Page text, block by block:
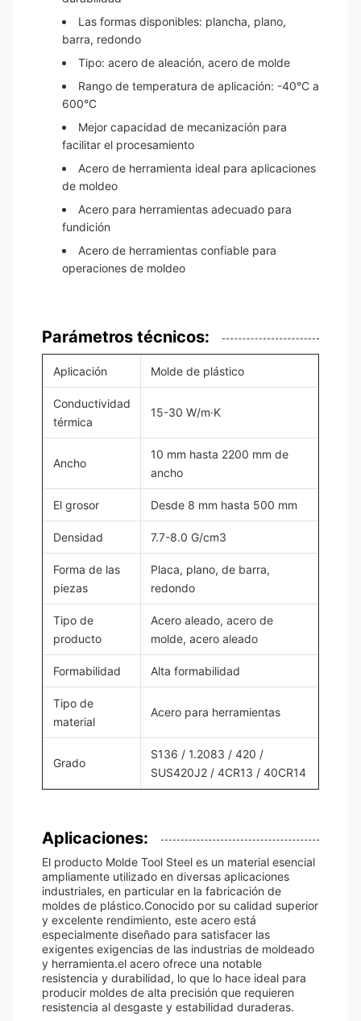
Las formas disponibles: plancha, plano,
barra, redondo
Tipo: acero de aleación, acero de molde
Rango de temperatura de aplicación: -40°C a
600°C
Mejor capacidad de mecanización para
facilitar el procesamiento
Acero de herramienta ideal para aplicaciones
de moldeo
Acero para herramientas adecuado para
fundición
Acero de herramientas confiable para
operaciones de moldeo
Parámetros técnicos:
Aplicación Molde de plástico
Conductividad
térmica
15-30 W/m·K
Ancho
10 mm hasta 2200 mm de
ancho
El grosor Desde 8 mm hasta 500 mm
Densidad 7.7-8.0 G/cm3
Forma de las
piezas
Placa, plano, de barra,
redondo
Tipo de
producto
Acero aleado, acero de
molde, acero aleado
Formabilidad Alta formabilidad
Tipo de
material
Acero para herramientas
Grado
S136 / 1.2083 / 420 /
SUS420J2 / 4CR13 / 40CR14
Aplicaciones:
El producto Molde Tool Steel es un material esencial
ampliamente utilizado en diversas aplicaciones
industriales, en particular en la fabricación de
moldes de plástico.Conocido por su calidad superior
y excelente rendimiento, este acero está
especialmente diseñado para satisfacer las
exigentes exigencias de las industrias de moldeado
y herramienta.el acero ofrece una notable
resistencia y durabilidad, lo que lo hace ideal para
producir moldes de alta precisión que requieren
resistencia al desgaste y estabilidad duraderas.